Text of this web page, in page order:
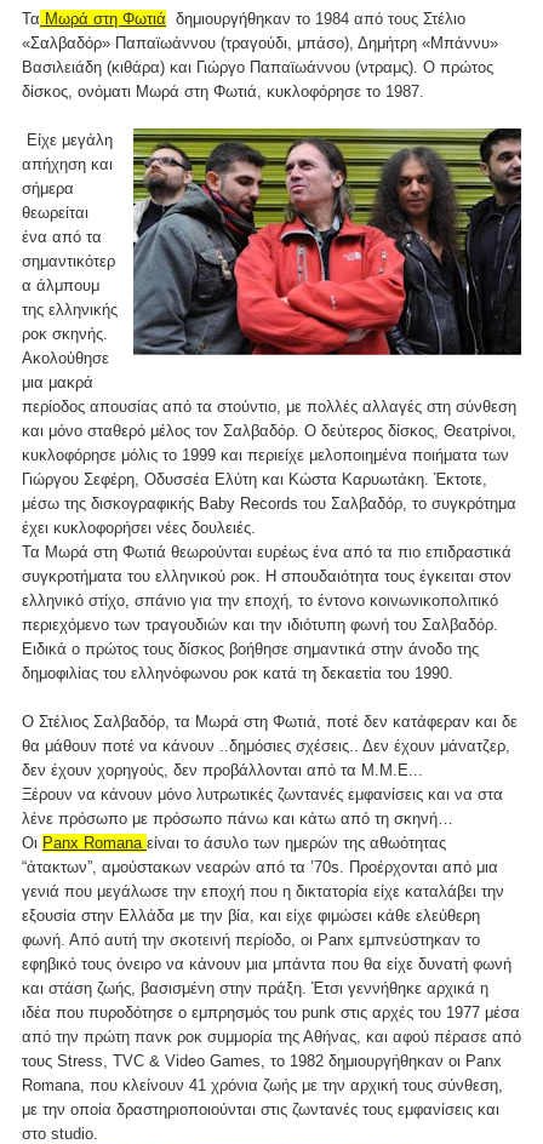
Τα Μωρά στη Φωτιά δημιουργήθηκαν το 1984 από τους Στέλιο
«Σαλβαδόρ» Παπαϊωάννου (τραγούδι, μπάσο), Δημήτρη «Μπάννυ»
Βασιλειάδη (κιθάρα) και Γιώργο Παπαϊωάννου (ντραμς). Ο πρώτος
δίσκος, ονόματι Μωρά στη Φωτιά, κυκλοφόρησε το 1987.
Είχε μεγάλη
απήχηση και
σήμερα
θεωρείται
ένα από τα
σημαντικότερ
α άλμπουμ
της ελληνικής
ροκ σκηνής.
Ακολούθησε
μια μακρά
περίοδος απουσίας από τα στούντιο, με πολλές αλλαγές στη σύνθεση
και μόνο σταθερό μέλος τον Σαλβαδόρ. Ο δεύτερος δίσκος, Θεατρίνοι,
κυκλοφόρησε μόλις το 1999 και περιείχε μελοποιημένα ποιήματα των
Γιώργου Σεφέρη, Οδυσσέα Ελύτη και Κώστα Καρυωτάκη. Έκτοτε,
μέσω της δισκογραφικής Baby Records του Σαλβαδόρ, το συγκρότημα
έχει κυκλοφορήσει νέες δουλειές.
Τα Μωρά στη Φωτιά θεωρούνται ευρέως ένα από τα πιο επιδραστικά
συγκροτήματα του ελληνικού ροκ. Η σπουδαιότητα τους έγκειται στον
ελληνικό στίχο, σπάνιο για την εποχή, το έντονο κοινωνικοπολιτικό
περιεχόμενο των τραγουδιών και την ιδιότυπη φωνή του Σαλβαδόρ.
Ειδικά ο πρώτος τους δίσκος βοήθησε σημαντικά στην άνοδο της
δημοφιλίας του ελληνόφωνου ροκ κατά τη δεκαετία του 1990.
Ο Στέλιος Σαλβαδόρ, τα Μωρά στη Φωτιά, ποτέ δεν κατάφεραν και δε
θα μάθουν ποτέ να κάνουν ..δημόσιες σχέσεις.. Δεν έχουν μάνατζερ,
δεν έχουν χορηγούς, δεν προβάλλονται από τα Μ.Μ.Ε...
Ξέρουν να κάνουν μόνο λυτρωτικές ζωντανές εμφανίσεις και να στα
λένε πρόσωπο με πρόσωπο πάνω και κάτω από τη σκηνή…
Οι Panx Romana είναι το άσυλο των ημερών της αθωότητας
“άτακτων”, αμούστακων νεαρών από τα ’70s. Προέρχονται από μια
γενιά που μεγάλωσε την εποχή που η δικτατορία είχε καταλάβει την
εξουσία στην Ελλάδα με την βία, και είχε φιμώσει κάθε ελεύθερη
φωνή. Από αυτή την σκοτεινή περίοδο, οι Panx εμπνεύστηκαν το
εφηβικό τους όνειρο να κάνουν μια μπάντα που θα είχε δυνατή φωνή
και στάση ζωής, βασισμένη στην πράξη. Έτσι γεννήθηκε αρχικά η
ιδέα που πυροδότησε ο εμπρησμός του punk στις αρχές του 1977 μέσα
από την πρώτη πανκ ροκ συμμορία της Αθήνας, και αφού πέρασε από
τους Stress, TVC & Video Games, το 1982 δημιουργήθηκαν οι Panx
Romana, που κλείνουν 41 χρόνια ζωής με την αρχική τους σύνθεση,
με την οποία δραστηριοποιούνται στις ζωντανές τους εμφανίσεις και
στο studio.